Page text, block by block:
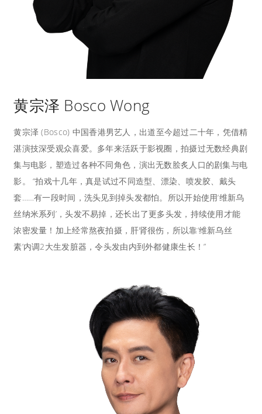
黄宗泽 Bosco Wong
黄宗泽 (Bosco) 中国香港男艺人，出道至今超过二十年，凭借精
湛演技深受观众喜爱。多年来活跃于影视圈，拍摄过无数经典剧
集与电影，塑造过各种不同角色，演出无数脍炙人口的剧集与电
影。 “拍戏十几年，真是试过不同造型、漂染、喷发胶、戴头
套……有一段时间，洗头见到掉头发都怕。所以开始使用‘维新乌
丝纳米系列’，头发不易掉，还长出了更多头发，持续使用才能
浓密发量！加上经常熬夜拍摄，肝肾很伤，所以靠‘维新乌丝
素’内调2大生发脏器，令头发由内到外都健康生长！”